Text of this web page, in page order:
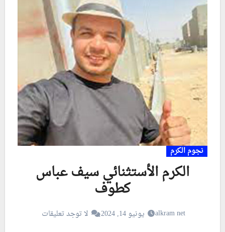
نجوم الكرم
الكرم الأستثنائي سيف عباس
كطوف
alkram net يونيو 14, 2024 لا توجد تعليقات